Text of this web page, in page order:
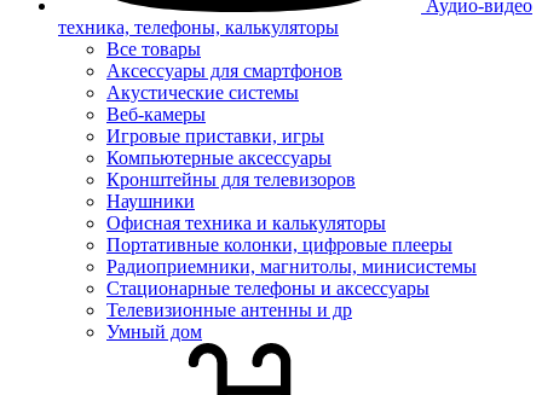
Аудио-видео
техника, телефоны, калькуляторы
Все товары
Аксессуары для смартфонов
Акустические системы
Веб-камеры
Игровые приставки, игры
Компьютерные аксессуары
Кронштейны для телевизоров
Наушники
Офисная техника и калькуляторы
Портативные колонки, цифровые плееры
Радиоприемники, магнитолы, минисистемы
Стационарные телефоны и аксессуары
Телевизионные антенны и др
Умный дом